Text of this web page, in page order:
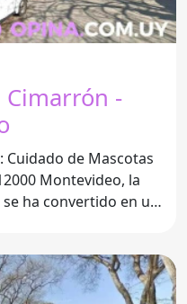
Cimarrón -
de Mascotas
ha convertido en un